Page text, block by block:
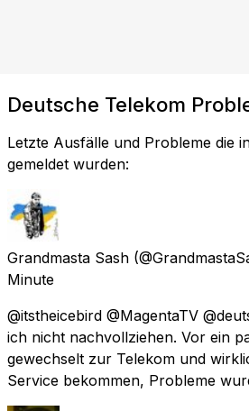
Deutsche Telekom
Letzte Ausfälle und Probleme die
gemeldet wurden:
Grandmasta Sash
Minute
@itstheicebird @MagentaTV
ich nicht nachvollziehen. Vor ein
gewechselt zur Telekom und
Service bekommen, Probleme